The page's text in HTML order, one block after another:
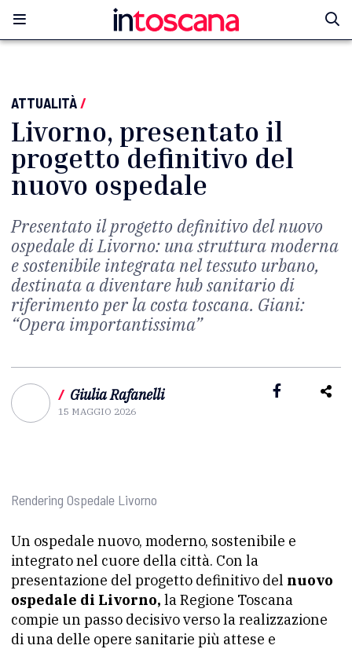
ATTUALITÀ/
Livorno, presentato il
progetto definitivo del
nuovo ospedale
Presentato il progetto definitivo del nuovo
ospedale di Livorno: una struttura moderna
e sostenibile integrata nel tessuto urbano,
destinata a diventare hub sanitario di
riferimento per la costa toscana. Giani:
“Opera importantissima”
/ Giulia Rafanelli
15 MAGGIO 2026
Rendering Ospedale Livorno
Un ospedale nuovo, moderno, sostenibile e
integrato nel cuore della città. Con la
presentazione del progetto definitivo del nuovo
ospedale di Livorno, la Regione Toscana
compie un passo decisivo verso la realizzazione
di una delle opere sanitarie più attese e